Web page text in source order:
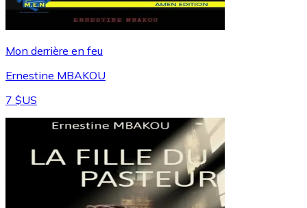
Mon derrière en feu
Ernestine MBAKOU
7 $US